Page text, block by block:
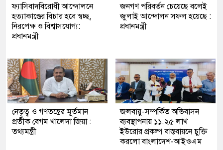
ফ্যাসিবাদবিরোধী আন্দোলনে
হত্যাকাণ্ডের বিচার হবে স্বচ্ছ,
নিরপেক্ষ ও বিশ্বাসযোগ্য:
প্রধানমন্ত্রী
জনগণ পরিবর্তন চেয়েছে বলেই
জুলাই আন্দোলন সফল হয়েছে :
প্রধানমন্ত্রী
নেতৃত্ব ও গণতন্ত্রের মূর্তমান
প্রতীক বেগম খালেদা জিয়া :
তথ্যমন্ত্রী
জলবায়ু-সম্পর্কিত অভিবাসন
ব্যবস্থাপনায় ১১.২৫ লাখ
ইউরোর প্রকল্প বাস্তবায়নে চুক্তি
করলো বাংলাদেশ-আইওএম